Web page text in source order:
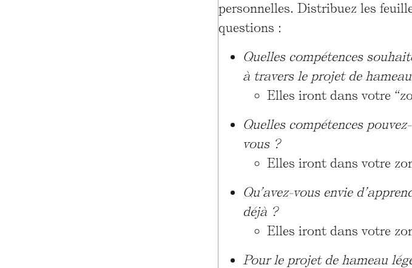
personnelles. Distribuez les
questions :
Quelles compétences
à travers le projet de
Elles iront dans votre
Quelles compétences
vous ?
Elles iront dans votre
Qu’avez-vous envie
déjà ?
Elles iront dans votre
Pour le projet de hameau